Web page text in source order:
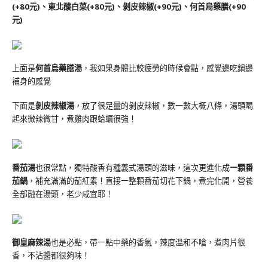
(+80元)、東北酸白菜(+80元)、剝皮辣椒(+90元)、何首烏藥膳(+90
元)
上面是何首烏藥膳湯，我如果身體比較疲勞的時候會點，感覺邊吃鍋邊
補身的感覺
下面是剝皮辣椒湯，放了很足量的剝皮辣椒，數一數大概八條，湯頭喝
起來微辣微甘，煮雞肉跟蛤蠣很強！
番茄湯也很常點，獨特酸香有種義式湯頭的滋味，這次更進化成一顆番
茄鍋 ，補充滿滿的茄紅素！直接一整顆番茄切花下鍋，煮完化開，營養
全部融在湯頭，老少咸宜耶！
御皇麻辣湯也是必點，帶一點中藥的香氣，辣度溫和不嗆，煮肉片很
香，不沾醬都很夠味！